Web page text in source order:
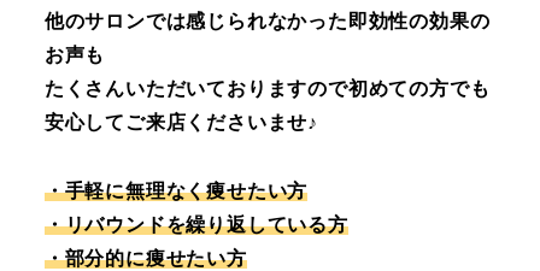
他のサロンでは感じられなかった即効性の効果の
お声も
たくさんいただいておりますので初めての方でも
安心してご来店くださいませ♪
・手軽に無理なく痩せたい方
・リバウンドを繰り返している方
・部分的に痩せたい方